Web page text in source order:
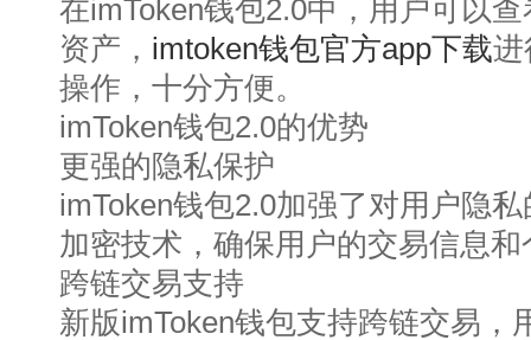
在imToken钱包2.0中，用户可以
资产， imtoken钱包官方app下载进
操作，十分方便。
imToken钱包2.0的优势
更强的隐私保护
imToken钱包2.0加强了对用户隐
加密技术，确保用户的交易信息
跨链交易支持
新版imToken钱包支持跨链交易，